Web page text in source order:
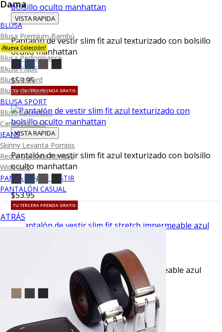
Dama
BLUSA
Blusa Premium Bambú
¡Nueva Colección!
Blusa Performance
Blusa Piqué
Blusa Oxford
Blusa de Vestir
BLUSA SPORT
Blusa Sport Lisa
Camiseta Lisa
JEANS
Skinny Levanta Pompis
Recto Levanta Pompis
Wide Leg
PANTALÓN DE VESTIR
PANTALÓN CASUAL
ATRÁS
VISTA RAPIDA
Pantalón de vestir slim fit azul texturizado con bolsillo
oculto manhattan
$53.95
TU TERCERA PRENDA GRATIS
VISTA RAPIDA
Pantalón de vestir slim fit azul texturizado con bolsillo
oculto manhattan
$53.95
TU TERCERA PRENDA GRATIS
Pantalón de vestir slim fit stretch impermeable azul
TU TERCERA PRENDA GRATIS